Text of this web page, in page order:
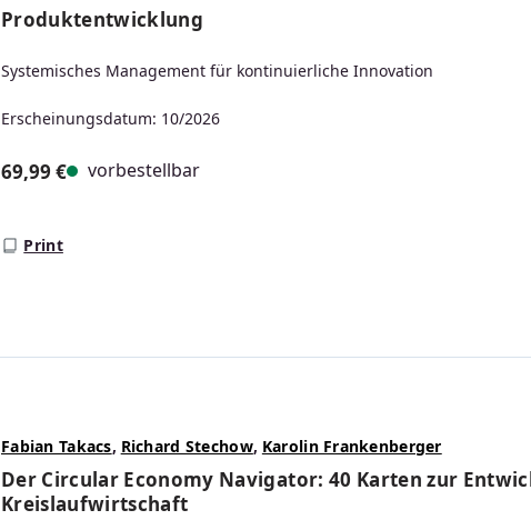
Produktentwicklung
Systemisches Management für kontinuierliche Innovation
Erscheinungsdatum: 10/2026
69,99 € vorbestellbar
Print
Fabian Takacs, Richard Stechow, Karolin Frankenberger
Der Circular Economy Navigator: 40 Karten zur
Kreislaufwirtschaft